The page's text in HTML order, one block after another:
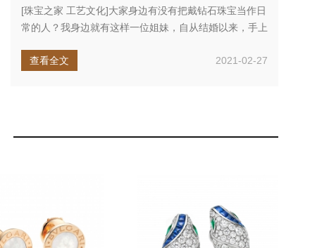
[珠宝之家 工艺文化]大家身边有没有把戴钻石珠宝当作日
常的人？我身边就有这样一位姐妹，自从结婚以来，手上
查看全文
2021-02-27